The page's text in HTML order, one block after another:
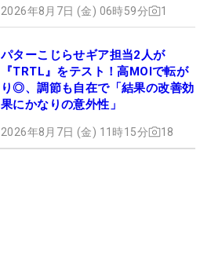
2026年8月7日 (金) 06時59分 1
パターこじらせギア担当2人が
『TRTL』をテスト！高MOIで転が
り◎、調節も自在で「結果の改善効
果にかなりの意外性」
2026年8月7日 (金) 11時15分 18